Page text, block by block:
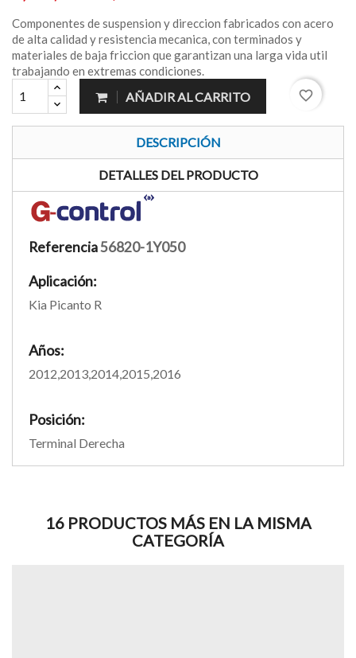
Componentes de suspension y direccion fabricados con acero
de alta calidad y resistencia mecanica, con terminados y
materiales de baja friccion que garantizan una larga vida util
trabajando en extremas condiciones.
AÑADIR AL CARRITO favorite_border
DESCRIPCIÓN
DETALLES DEL PRODUCTO
Referencia56820-1Y050
Aplicación:
Kia Picanto R
Años:
2012,2013,2014,2015,2016
Posición:
Terminal Derecha
16 PRODUCTOS MÁS EN LA MISMA
CATEGORÍA